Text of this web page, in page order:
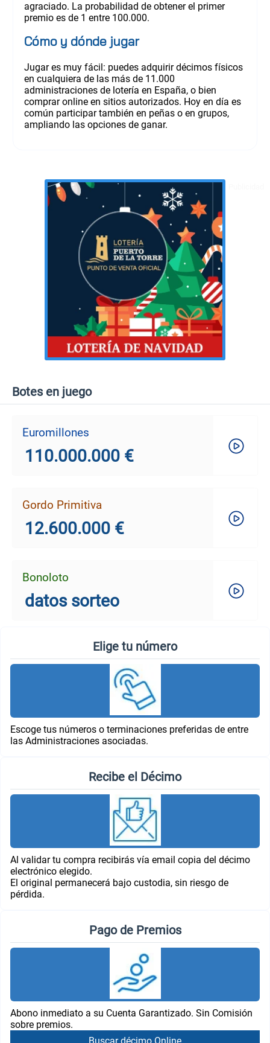
agraciado. La probabilidad de obtener el primer
premio es de 1 entre 100.000.
Cómo y dónde jugar
Jugar es muy fácil: puedes adquirir décimos físicos
en cualquiera de las más de 11.000
administraciones de lotería en España, o bien
comprar online en sitios autorizados. Hoy en día es
común participar también en peñas o en grupos,
ampliando las opciones de ganar.
Botes en juego
Euromillones
110.000.000 €
Gordo Primitiva
12.600.000 €
Bonoloto
datos sorteo
Elige tu número
Escoge tus números o terminaciones preferidas de entre
las Administraciones asociadas.
Recibe el Décimo
Al validar tu compra recibirás vía email copia del décimo
electrónico elegido.
El original permanecerá bajo custodia, sin riesgo de
pérdida.
Pago de Premios
Abono inmediato a su Cuenta Garantizado. Sin Comisión
sobre premios.